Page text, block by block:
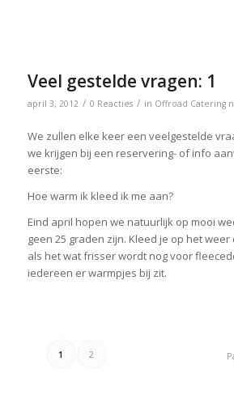
Veel gestelde vragen: 1
april 3, 2012 / 0 Reacties / in Offroad Catering
We zullen elke keer een veelgestelde
we krijgen bij een reservering- of info
eerste:
Hoe warm ik kleed ik me aan?
Eind april hopen we natuurlijk op mooi
geen 25 graden zijn. Kleed je op het
als het wat frisser wordt nog voor
iedereen er warmpjes bij zit.
1 2